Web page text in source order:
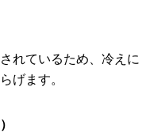
れているため、冷えに
げます。